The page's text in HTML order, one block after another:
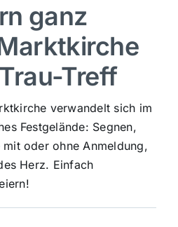
ganz
Treff
verwandelt sich im
Festgelände: Segnen,
oder ohne Anmeldung,
Herz. Einfach